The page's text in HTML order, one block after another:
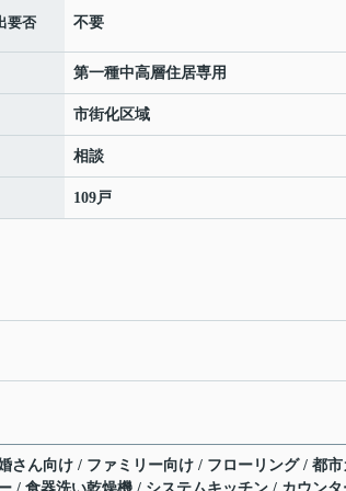
要否 不要
第一種中高層住居専用
市街化区域
相談
109戸
さん向け / ファミリー向け / フローリング / 都市